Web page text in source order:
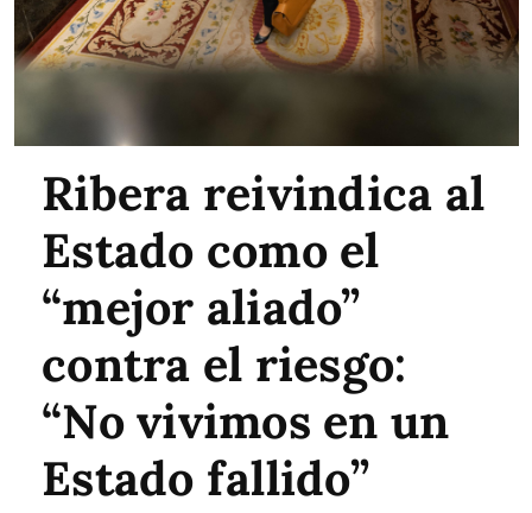
Ribera reivindica al
Estado como el
“mejor aliado”
contra el riesgo:
“No vivimos en un
Estado fallido”